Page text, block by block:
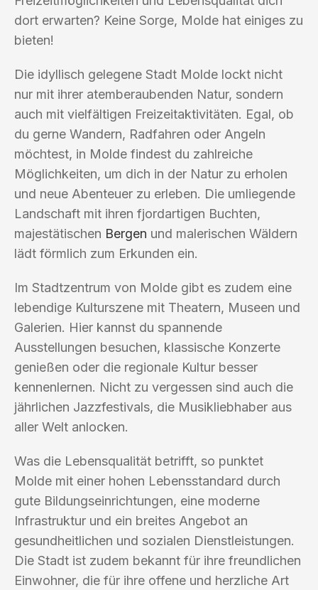
dort erwarten? Keine Sorge, Molde hat einiges zu
bieten!
Die idyllisch gelegene Stadt Molde lockt nicht
nur mit ihrer atemberaubenden Natur, sondern
auch mit vielfältigen Freizeitaktivitäten. Egal, ob
du gerne Wandern, Radfahren oder Angeln
möchtest, in Molde findest du zahlreiche
Möglichkeiten, um dich in der Natur zu erholen
und neue Abenteuer zu erleben. Die umliegende
Landschaft mit ihren fjordartigen Buchten,
majestätischen Bergen und malerischen Wäldern
lädt förmlich zum Erkunden ein.
Im Stadtzentrum von Molde gibt es zudem eine
lebendige Kulturszene mit Theatern, Museen und
Galerien. Hier kannst du spannende
Ausstellungen besuchen, klassische Konzerte
genießen oder die regionale Kultur besser
kennenlernen. Nicht zu vergessen sind auch die
jährlichen Jazzfestivals, die Musikliebhaber aus
aller Welt anlocken.
Was die Lebensqualität betrifft, so punktet
Molde mit einer hohen Lebensstandard durch
gute Bildungseinrichtungen, eine moderne
Infrastruktur und ein breites Angebot an
gesundheitlichen und sozialen Dienstleistungen.
Die Stadt ist zudem bekannt für ihre freundlichen
Einwohner, die für ihre offene und herzliche Art